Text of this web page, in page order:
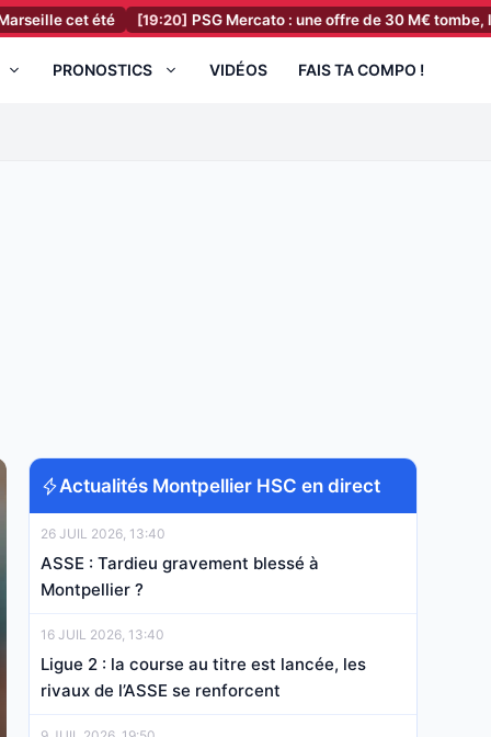
été [19:20] PSG Mercato : une offre de 30 M€ tombe, la réponse
PRONOSTICS VIDÉOS FAIS TA COMPO !
Actualités Montpellier HSC en direct
26 JUIL 2026, 13:40
ASSE : Tardieu gravement blessé à
Montpellier ?
16 JUIL 2026, 13:40
Ligue 2 : la course au titre est lancée, les
rivaux de l’ASSE se renforcent